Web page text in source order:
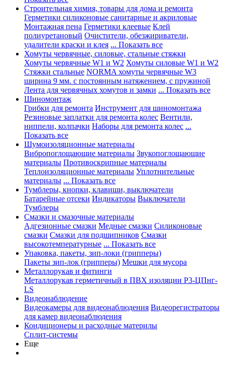
Строительная химия, товары для дома и ремонта
Герметики силиконовые санитарные и акриловые
Монтажная пена Герметики клеевые Клей
полиуретановый Очистители, обезжириватели,
удалители краски и клея ... Показать все
Хомуты червячные, силовые, стальные стяжки
Хомуты червячные W1 и W2 Хомуты силовые W1 и W2
Стяжки стальные NORMA хомуты червячные W3
ширина 9 мм. с постоянным натяжением, с пружиной
Лента для червячных хомутов и замки ... Показать все
Шиномонтаж
Грибки для ремонта Инструмент для шиномонтажа
Резиновые заплатки для ремонта колес Вентили,
ниппели, колпачки Наборы для ремонта колес ...
Показать все
Шумоизоляционные материалы
Вибропоглощающие материалы Звукопоглощающие
материалы Противоскрипные материалы
Теплоизоляционные материалы Уплотнительные
материалы ... Показать все
Тумблеры, кнопки, клавиши, выключатели
Батарейные отсеки Индикаторы Выключатели
Тумблеры
Смазки и смазочные материалы
Адгезионные смазки Медные смазки Силиконовые
смазки Смазки для подшипников Смазки
высокотемпературные ... Показать все
Упаковка, пакеты, зип-локи (грипперы)
Пакеты зип-лок (грипперы) Мешки для мусора
Металлорукав и фитинги
Металлорукав герметичный в ПВХ изоляции Р3-ЦПнг-
LS
Видеонаблюдение
Видеокамеры для видеонаблюдения Видеорегистраторы
для камер видеонаблюдения
Кондиционеры и расходные материлы
Сплит-системы
Еще